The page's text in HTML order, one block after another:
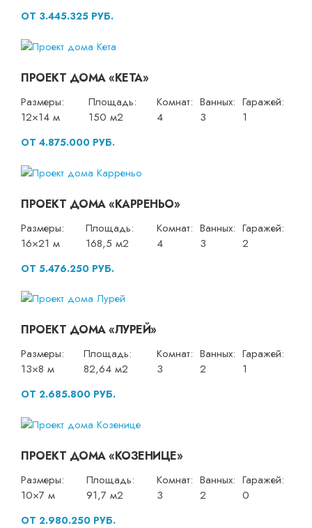
ОТ 3.445.325 РУБ.
ПРОЕКТ ДОМА «КЕТА»
Размеры:
12×14 м
Площадь:
150 м2
Комнат:
4
Ванных:
3
Гаражей:
1
ОТ 4.875.000 РУБ.
ПРОЕКТ ДОМА «КАРРЕНЬО»
Размеры:
16×21 м
Площадь:
168,5 м2
Комнат:
4
Ванных:
3
Гаражей:
2
ОТ 5.476.250 РУБ.
ПРОЕКТ ДОМА «ЛУРЕЙ»
Размеры:
13×8 м
Площадь:
82,64 м2
Комнат:
3
Ванных:
2
Гаражей:
1
ОТ 2.685.800 РУБ.
ПРОЕКТ ДОМА «КОЗЕНИЦЕ»
Размеры:
10×7 м
Площадь:
91,7 м2
Комнат:
3
Ванных:
2
Гаражей:
0
ОТ 2.980.250 РУБ.